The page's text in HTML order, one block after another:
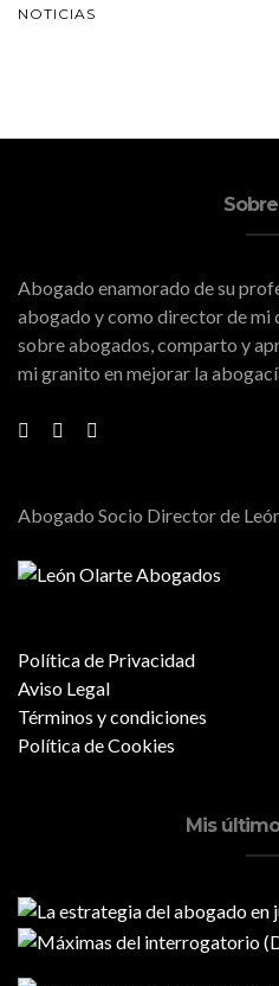
NOTICIAS
Abogado enamorado de su
abogado y como director de mi
sobre abogados, comparto y
mi granito en mejorar la
Abogado Socio Director de
Política de Privacidad
Aviso Legal
Términos y condiciones
Política de Cookies
Mis